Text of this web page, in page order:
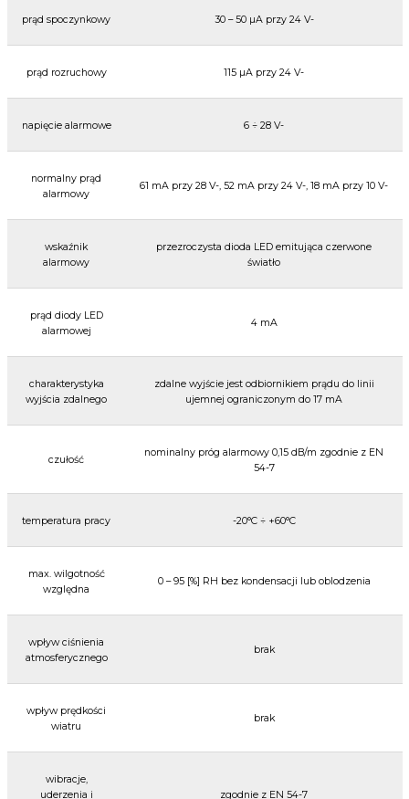
prąd spoczynkowy 30 – 50 µA przy 24 V-
prąd rozruchowy 115 µA przy 24 V-
napięcie alarmowe 6 ÷ 28 V-
normalny prąd
alarmowy
61 mA przy 28 V-, 52 mA przy 24 V-, 18 mA przy 10 V-
wskaźnik
alarmowy
przezroczysta dioda LED emitująca czerwone
światło
prąd diody LED
alarmowej
4 mA
charakterystyka
wyjścia zdalnego
zdalne wyjście jest odbiornikiem prądu do linii
ujemnej ograniczonym do 17 mA
czułość
nominalny próg alarmowy 0,15 dB/m zgodnie z EN
54-7
temperatura pracy -20°C ÷ +60°C
max. wilgotność
względna
0 – 95 [%] RH bez kondensacji lub oblodzenia
wpływ ciśnienia
atmosferycznego
brak
wpływ prędkości
wiatru
brak
wibracje,
uderzenia i
zgodnie z EN 54-7